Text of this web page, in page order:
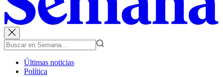
Últimas noticias
Política